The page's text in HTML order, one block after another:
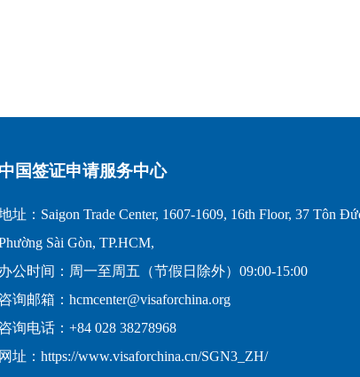
中国签证申请服务中心
址：Saigon Trade Center, 1607-1609, 16th Floor, 37 Tôn
Sài Gòn, TP.HCM,
办公时间：周一至周五（节假日除外）09:00-15:00
咨询邮箱：hcmcenter@visaforchina.org
咨询电话：+84 028 38278968
网址：https://www.visaforchina.cn/SGN3_ZH/